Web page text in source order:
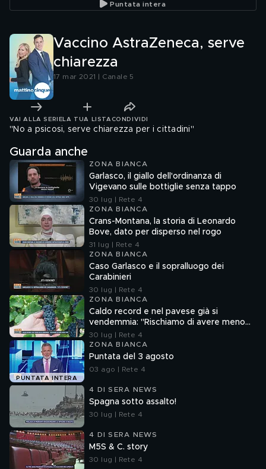
Puntata intera
Vaccino AstraZeneca, serve
chiarezza
17 mar 2021 | Canale 5
VAI ALLA SERIE LA TUA LISTA CONDIVIDI
"No a psicosi, serve chiarezza per i cittadini"
Guarda anche
ZONA BIANCA
Garlasco, il giallo dell'ordinanza di
Vigevano sulle bottiglie senza tappo
30 lug | Rete 4
ZONA BIANCA
Crans-Montana, la storia di Leonardo
Bove, dato per disperso nel rogo
31 lug | Rete 4
ZONA BIANCA
Caso Garlasco e il sopralluogo dei
Carabinieri
30 lug | Rete 4
ZONA BIANCA
Caldo record e nel pavese già si
vendemmia: "Rischiamo di avere meno
vino"
30 lug | Rete 4
PUNTATA INTERA
ZONA BIANCA
Puntata del 3 agosto
03 ago | Rete 4
4 DI SERA NEWS
Spagna sotto assalto!
30 lug | Rete 4
4 DI SERA NEWS
M5S & C. story
30 lug | Rete 4